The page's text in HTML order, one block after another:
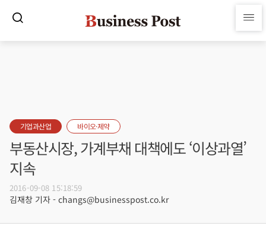
기업과산업 바이오·제약
부동산시장, 가계부채 대책에도 ‘이상과열’
지속
2016-09-08 15:18:59
김재창 기자 - changs@businesspost.co.kr